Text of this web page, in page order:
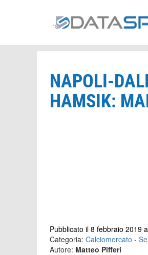
NAPOLI-
HAMSIK:
Pubblicato il 8 febbraio 2019
Categoria: Calciomercato -
Autore: Matteo Pifferi